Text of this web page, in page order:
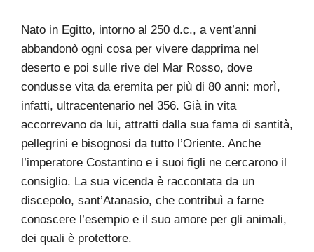
Nato in Egitto, intorno al 250 d.c., a vent’anni
abbandonò ogni cosa per vivere dapprima nel
deserto e poi sulle rive del Mar Rosso, dove
condusse vita da eremita per più di 80 anni: morì,
infatti, ultracentenario nel 356. Già in vita
accorrevano da lui, attratti dalla sua fama di santità,
pellegrini e bisognosi da tutto l’Oriente. Anche
l’imperatore Costantino e i suoi figli ne cercarono il
consiglio. La sua vicenda è raccontata da un
discepolo, sant’Atanasio, che contribuì a farne
conoscere l’esempio e il suo amore per gli animali,
dei quali è protettore.